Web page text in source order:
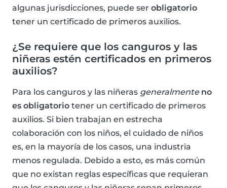
algunas jurisdicciones, puede ser obligatorio
tener un certificado de primeros auxilios.
¿Se requiere que los canguros y las
niñeras estén certificados en primeros
auxilios?
Para los canguros y las niñeras generalmente no
es obligatorio tener un certificado de primeros
auxilios. Si bien trabajan en estrecha
colaboración con los niños, el cuidado de niños
es, en la mayoría de los casos, una industria
menos regulada. Debido a esto, es más común
que no existan reglas específicas que requieran